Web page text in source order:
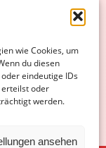
wie Cookies, um
du diesen
eindeutige IDs
erteilst oder
werden.
ansehen